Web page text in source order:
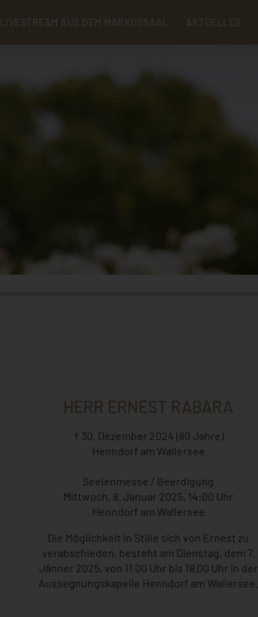
LIVESTREAM AUS DEM MARKUSSAAL AKTUELLES
HERR ERNEST RABARA
† 30. Dezember 2024 (80 Jahre)
Henndorf am Wallersee
Seelenmesse / Beerdigung
Mittwoch, 8. Januar 2025, 14:00 Uhr
Henndorf am Wallersee
Die Möglichkeit in Stille sich von Ernest zu
verabschieden, besteht am Dienstag, dem 7.
Jänner 2025, von 11.00 Uhr bis 18.00 Uhr in der
Aussegnungskapelle Henndorf am Wallersee.